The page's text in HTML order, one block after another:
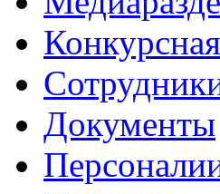
Документы